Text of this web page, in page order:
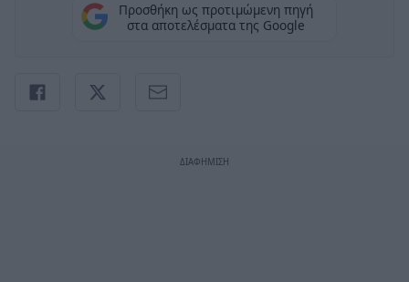
Προσθήκη ως προτιμώμενη πηγή
στα αποτελέσματα της Google